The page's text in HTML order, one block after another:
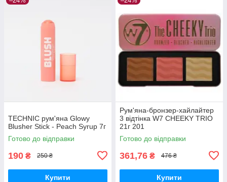
TECHNIC рум'яна Glowy
Blusher Stick - Peach Syrup 7г
Готово до відправки
190 ₴ 250 ₴
Купити
Рум'яна-бронзер-хайлайтер
3 відтінка W7 CHEEKY TRIO
21г 201
Готово до відправки
361,76 ₴ 476 ₴
Купити